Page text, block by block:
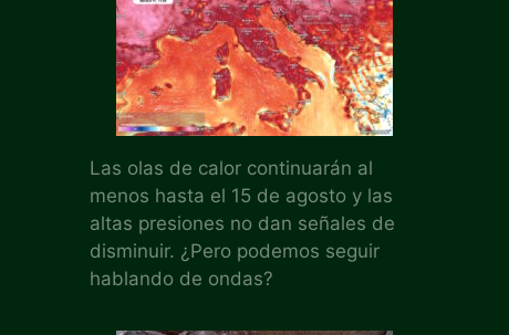
Las olas de calor continuarán al
menos hasta el 15 de agosto y las
altas presiones no dan señales de
disminuir. ¿Pero podemos seguir
hablando de ondas?